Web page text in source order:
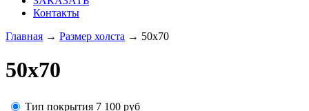
Контакты
Главная → Размер холста → 50х70
50х70
Тип покрытия 7 100 руб